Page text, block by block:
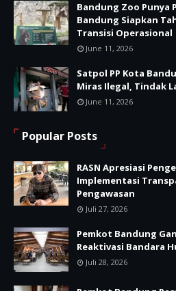
Bandung Zoo Punya
Bandung Siapkan
Transisi Operasional
June 11, 2026
Satpol PP Kota
Miras Ilegal, Tindak
June 11, 2026
Popular Posts
RASN Apresiasi
Implementasi
Pengawasan
Juli 27, 2026
Pemkot Bandung
Reaktivasi Bandara
Juli 28, 2026